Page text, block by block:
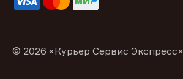
© 2026 «Курьер Сервис Экспресс»